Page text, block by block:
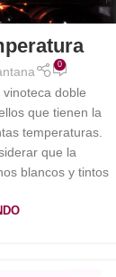
0
doble
que tienen la
temperaturas.
que la
blancos y tintos